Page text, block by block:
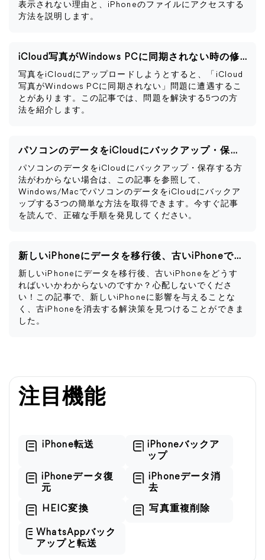
表示されない理由と、iPhoneのファイルにアクセスする
方法を説明します。
iCloud写真がWindows PCに同期されない時の修正法
写真をiCloudにアップロードしようとすると、「iCloud
写真がWindows PCに同期されない」問題に遭遇するこ
とがあります。この記事では、問題を解決する5つの方
法を紹介します。
パソコンのデータをiCloudにバックアップ・保存する｜Windows/Mac
パソコンのデータをiCloudにバックアップ・保存する方
法がわからない場合は、この記事を参照して、
Windows/MacでパソコンのデータをiCloudにバックア
ップする3つの簡単な方法を取得できます。今すぐ記事
を読んで、正確な手順を発見してください。
新しいiPhoneにデータを移行後、古いiPhoneですべきこと
新しいiPhoneにデータを移行後、古いiPhoneをどうす
ればいいかわからないのですか？心配しないでくださ
い！この記事で、新しいiPhoneに影響を与えることな
く、古iPhoneを消去する解決策を見つけることができま
した。
注目機能
iPhone転送
iPhoneバックア
ップ
iPhoneデータ復
元
iPhoneデータ消
去
HEIC変換 写真重複削除
WhatsAppバック
アップと転送